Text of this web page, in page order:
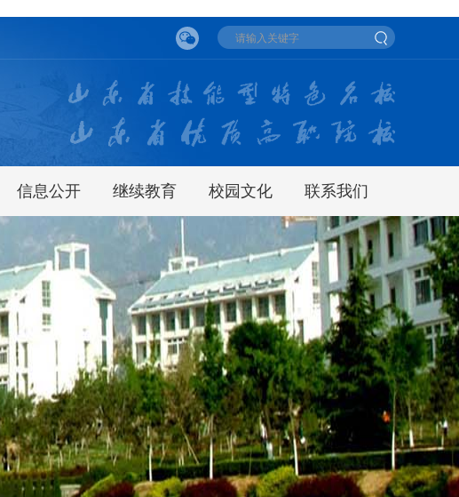
信息公开 继续教育 校园文化 联系我们